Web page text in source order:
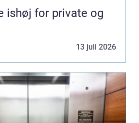
ishøj for private og
13 juli 2026